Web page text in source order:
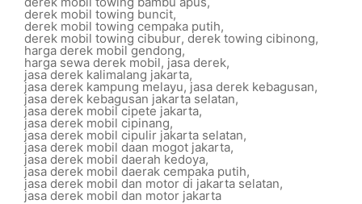
derek mobil towing buncit,
derek mobil towing cempaka putih,
derek mobil towing cibubur, derek towing cibinong,
harga derek mobil gendong,
harga sewa derek mobil, jasa derek,
jasa derek kalimalang jakarta,
jasa derek kampung melayu, jasa derek kebagusan,
jasa derek kebagusan jakarta selatan,
jasa derek mobil cipete jakarta,
jasa derek mobil cipinang,
jasa derek mobil cipulir jakarta selatan,
jasa derek mobil daan mogot jakarta,
jasa derek mobil daerah kedoya,
jasa derek mobil daerak cempaka putih,
jasa derek mobil dan motor di jakarta selatan,
jasa derek mobil dan motor jakarta